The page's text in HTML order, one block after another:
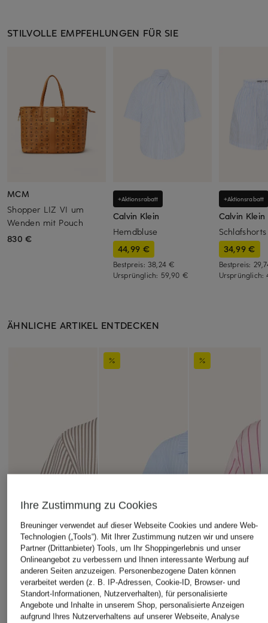
STILVOLLE EMPFEHLUNGEN FÜR SIE
MCM
Shopper LIZ VI um
Wenden mit Pouch
830 €
+Aktionsrabatt
Calvin Klein
Hemdbluse
44,99 €
Bestpreis: 38,24 €
Ursprünglich: 59,90 €
+Aktionsrabatt
Calvin Klein
Schlafshorts
34,99 €
Bestpreis:
Ursprünglich:
ÄHNLICHE ARTIKEL ENTDECKEN
Ihre Zustimmung zu Cookies
Breuninger verwendet auf dieser Webseite Cookies und andere Web-
Technologien („Tools“). Mit Ihrer Zustimmung nutzen wir und unsere
Partner (Drittanbieter) Tools, um Ihr Shoppingerlebnis und unser
Onlineangebot zu verbessern und Ihnen interessante Werbung auf
anderen Seiten anzuzeigen. Personenbezogene Daten können
verarbeitet werden (z. B. IP-Adressen, Cookie-ID, Browser- und
Standort-Informationen, Nutzerverhalten), für personalisierte
Angebote und Inhalte in unserem Shop, personalisierte Anzeigen
aufgrund Ihres Nutzerverhaltens auf unserer Webseite, Analyse